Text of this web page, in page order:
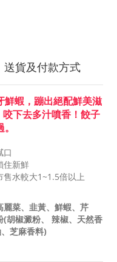
送貨及付款方式
鮮蝦，蹦出絕配鮮美滋
下去多汁噴香！餃子
口
住新鮮
售水較大1~1.5倍以上
菜、韭黃、鮮蝦、芹
胡椒澱粉、 辣椒、天然香
芝麻香料)